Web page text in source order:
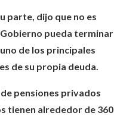
parte, dijo que no es
pueda terminar
de los principales
de su propia deuda.
pensiones privados
tienen alrededor de 360